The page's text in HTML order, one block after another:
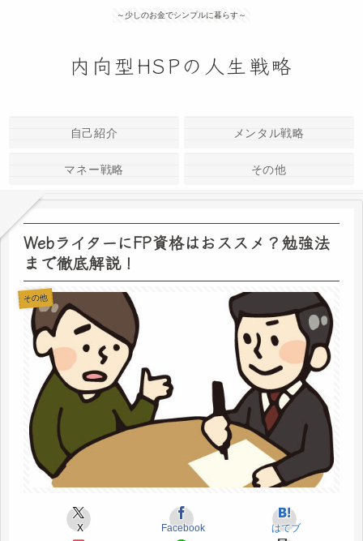
～少しのお金でシンプルに暮らす～
内向型HSPの人生戦略
自己紹介 メンタル戦略
マネー戦略 その他
WebライターにFP資格はおススメ？勉強法
まで徹底解説！
その他
X Facebook はてブ